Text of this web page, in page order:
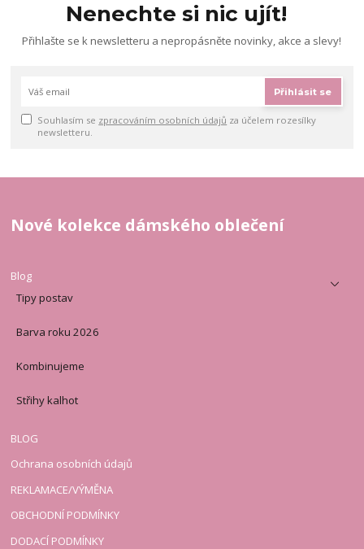
Nenechte si nic ujít!
Přihlašte se k newsletteru a nepropásněte novinky, akce a slevy!
Přihlásit se
Souhlasím se zpracováním osobních údajů za účelem rozesílky
newsletteru.
Nové kolekce dámského oblečení
Blog
Tipy postav
Barva roku 2026
Kombinujeme
Střihy kalhot
BLOG
Ochrana osobních údajů
REKLAMACE/VÝMĚNA
OBCHODNÍ PODMÍNKY
DODACÍ PODMÍNKY